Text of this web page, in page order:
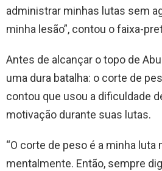
administrar minhas lutas sem
minha lesão”, contou o faixa-
Antes de alcançar o topo de
uma dura batalha: o corte de
contou que usou a dificuldade
motivação durante suas lutas.
“O corte de peso é a minha luta
mentalmente. Então, sempre